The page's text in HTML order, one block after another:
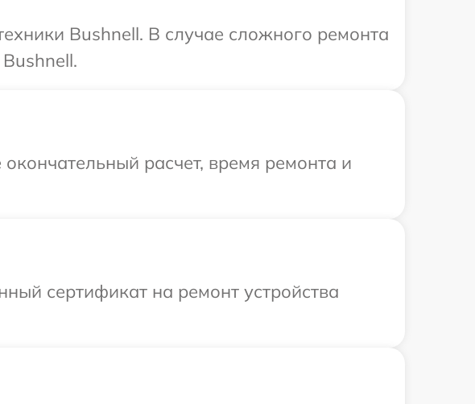
Bushnell. В случае сложного ремонта
расчет, время ремонта и
сертификат на ремонт устройства